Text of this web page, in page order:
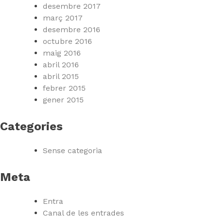
desembre 2017
març 2017
desembre 2016
octubre 2016
maig 2016
abril 2016
abril 2015
febrer 2015
gener 2015
Categories
Sense categoria
Meta
Entra
Canal de les entrades